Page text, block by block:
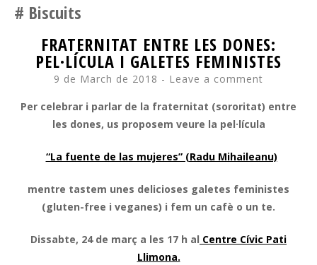
Biscuits
FRATERNITAT ENTRE LES DONES:
PEL·LÍCULA I GALETES FEMINISTES
9 de March de 2018 Leave a comment
Per celebrar i parlar de la fraternitat (sororitat) entre
les dones, us proposem veure la pel·lícula
“La fuente de las mujeres” (Radu Mihaileanu)
mentre tastem unes delicioses galetes feministes
(gluten-free i veganes) i fem un cafè o un te.
Dissabte, 24 de març a les 17 h al Centre Cívic Pati
Llimona.